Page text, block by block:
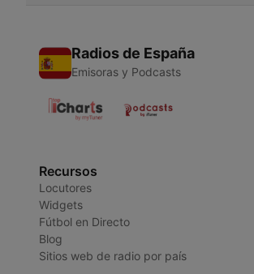
Radios de España
Emisoras y Podcasts
Recursos
Locutores
Widgets
Fútbol en Directo
Blog
Sitios web de radio por país